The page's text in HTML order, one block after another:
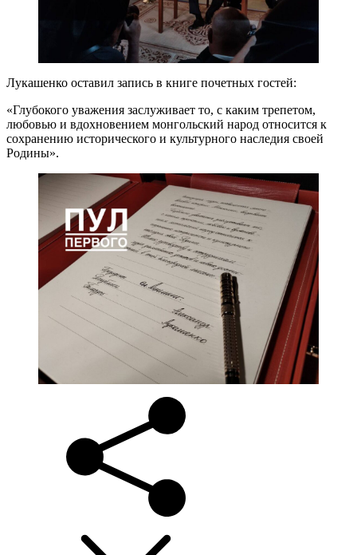
Лукашенко оставил запись в книге почетных гостей:
«Глубокого уважения заслуживает то, с каким трепетом,
любовью и вдохновением монгольский народ относится к
сохранению исторического и культурного наследия своей
Родины».